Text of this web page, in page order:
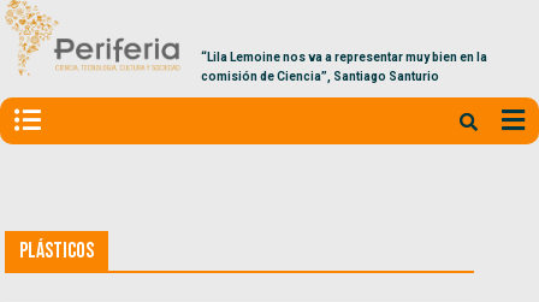
“Lila Lemoine nos va a representar muy bien en la
comisión de Ciencia”, Santiago Santurio
Plásticos